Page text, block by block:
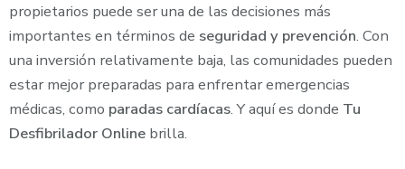
propietarios puede ser una de las decisiones más
importantes en términos de seguridad y prevención. Con
una inversión relativamente baja, las comunidades pueden
estar mejor preparadas para enfrentar emergencias
médicas, como paradas cardíacas. Y aquí es donde Tu
Desfibrilador Online brilla.